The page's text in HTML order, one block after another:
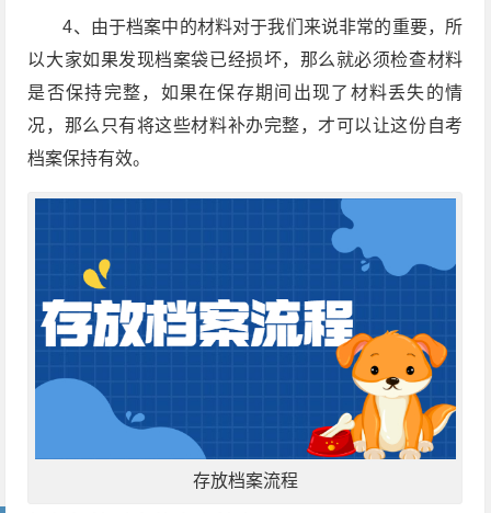
4、由于档案中的材料对于我们来说非常的重要，所
以大家如果发现档案袋已经损坏，那么就必须检查材料
是否保持完整，如果在保存期间出现了材料丢失的情
况，那么只有将这些材料补办完整，才可以让这份自考
档案保持有效。
存放档案流程